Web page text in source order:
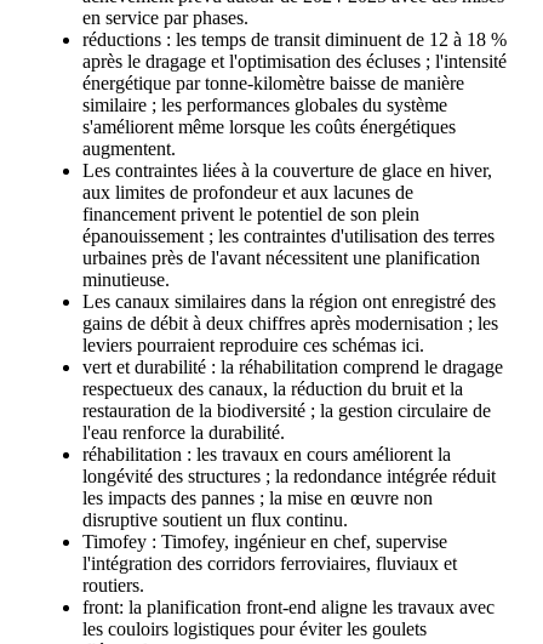
en service par phases.
réductions : les temps de transit diminuent de 12 à 18 %
après le dragage et l'optimisation des écluses ; l'intensité
énergétique par tonne-kilomètre baisse de manière
similaire ; les performances globales du système
s'améliorent même lorsque les coûts énergétiques
augmentent.
Les contraintes liées à la couverture de glace en hiver,
aux limites de profondeur et aux lacunes de
financement privent le potentiel de son plein
épanouissement ; les contraintes d'utilisation des terres
urbaines près de l'avant nécessitent une planification
minutieuse.
Les canaux similaires dans la région ont enregistré des
gains de débit à deux chiffres après modernisation ; les
leviers pourraient reproduire ces schémas ici.
vert et durabilité : la réhabilitation comprend le dragage
respectueux des canaux, la réduction du bruit et la
restauration de la biodiversité ; la gestion circulaire de
l'eau renforce la durabilité.
réhabilitation : les travaux en cours améliorent la
longévité des structures ; la redondance intégrée réduit
les impacts des pannes ; la mise en œuvre non
disruptive soutient un flux continu.
Timofey : Timofey, ingénieur en chef, supervise
l'intégration des corridors ferroviaires, fluviaux et
routiers.
front: la planification front-end aligne les travaux avec
les couloirs logistiques pour éviter les goulets